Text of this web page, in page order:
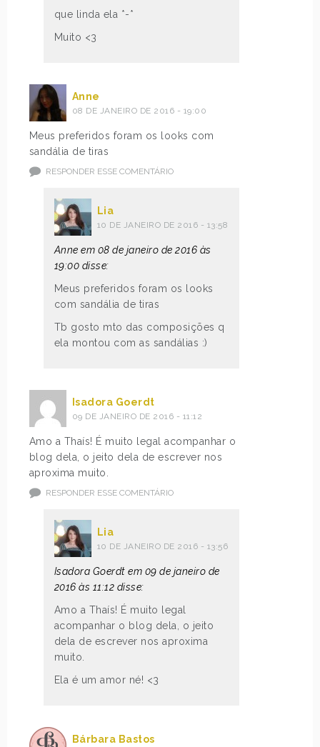
que linda ela *-*
Muito <3
Anne
08 DE JANEIRO DE 2016 - 19:00
Meus preferidos foram os looks com
sandália de tiras
RESPONDER ESSE COMENTÁRIO
Lia
10 DE JANEIRO DE 2016 - 13:58
Anne em 08 de janeiro de 2016 às
19:00 disse:
Meus preferidos foram os looks
com sandália de tiras
Tb gosto mto das composições q
ela montou com as sandálias :)
Isadora Goerdt
09 DE JANEIRO DE 2016 - 11:12
Amo a Thaís! É muito legal acompanhar o
blog dela, o jeito dela de escrever nos
aproxima muito.
RESPONDER ESSE COMENTÁRIO
Lia
10 DE JANEIRO DE 2016 - 13:56
Isadora Goerdt em 09 de janeiro de
2016 às 11:12 disse:
Amo a Thaís! É muito legal
acompanhar o blog dela, o jeito
dela de escrever nos aproxima
muito.
Ela é um amor né! <3
Bárbara Bastos